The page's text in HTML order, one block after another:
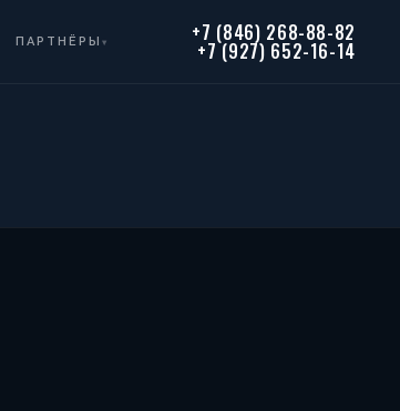
ПАРТНЁРЫ ▾ +7 (846) 268-88-82
+7 (927) 652-16-14